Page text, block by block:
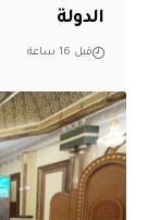
الدولة
قبل 16 ساعة